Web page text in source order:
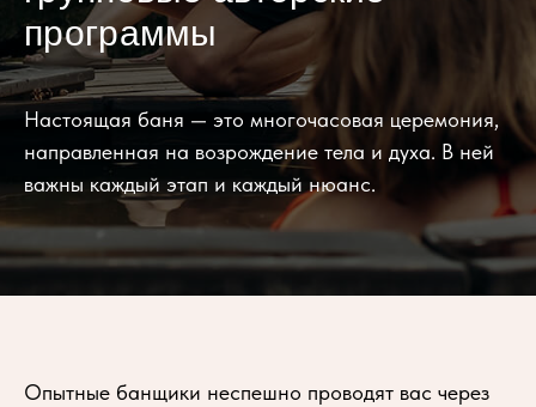
ЗАБРОНИРОВАТЬ
ЗАБРОНИРОВАТЬ
ЗАБРОНИРОВАТЬ
программы
Настоящая баня — это многочасовая церемония,
направленная на возрождение тела и духа. В ней
важны каждый этап и каждый нюанс.
Опытные банщики неспешно проводят вас через